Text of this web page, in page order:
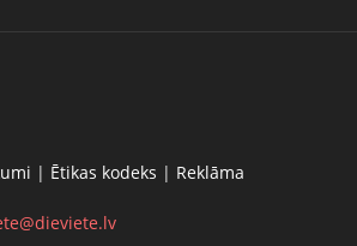
| Ētikas kodeks | Reklāma